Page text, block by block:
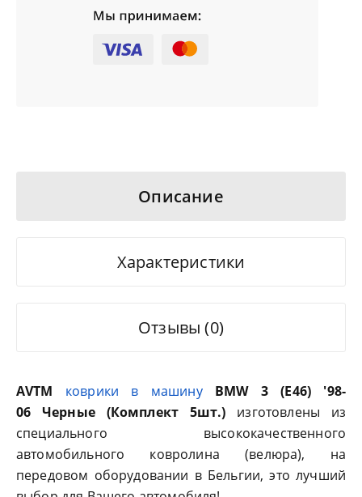
Описание
Характеристики
Отзывы (0)
AVTM коврики в машину
BMW 3 (E46) '98-
06 Черные (Комплект 5шт.) изготовлены из
специального высококачественного
автомобильного ковролина (велюра), на
передовом оборудовании в Бельгии, это лучший